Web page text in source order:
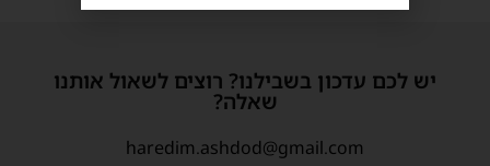
יש לכם עדכון בשבילנו? רוצים לשאול אותנו
שאלה?
haredim.ashdod@gmail.com